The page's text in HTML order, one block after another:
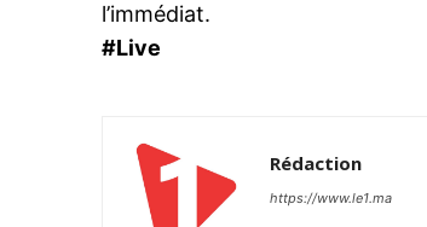
l’immédiat.
#Live
Rédaction
https://www.le1.ma